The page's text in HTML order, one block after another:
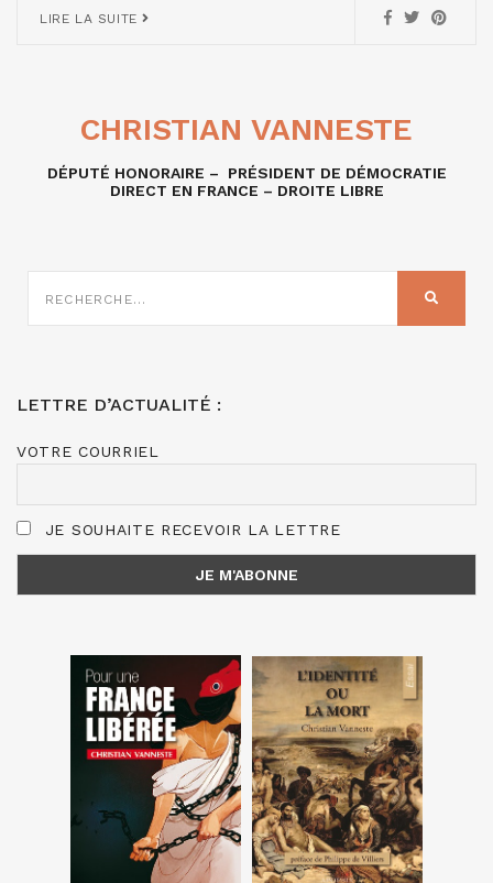
LIRE LA SUITE
CHRISTIAN VANNESTE
DÉPUTÉ HONORAIRE – PRÉSIDENT DE DÉMOCRATIE
DIRECT EN FRANCE – DROITE LIBRE
RECHERCHE
SUR
LETTRE D’ACTUALITÉ :
VOTRE COURRIEL
JE SOUHAITE RECEVOIR LA LETTRE